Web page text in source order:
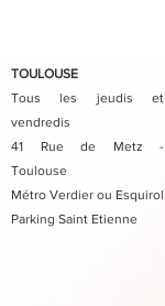
TOULOUSE
Tous les jeudis et
vendredis
41 Rue de Metz -
Toulouse
Métro Verdier ou Esquirol
Parking Saint Etienne